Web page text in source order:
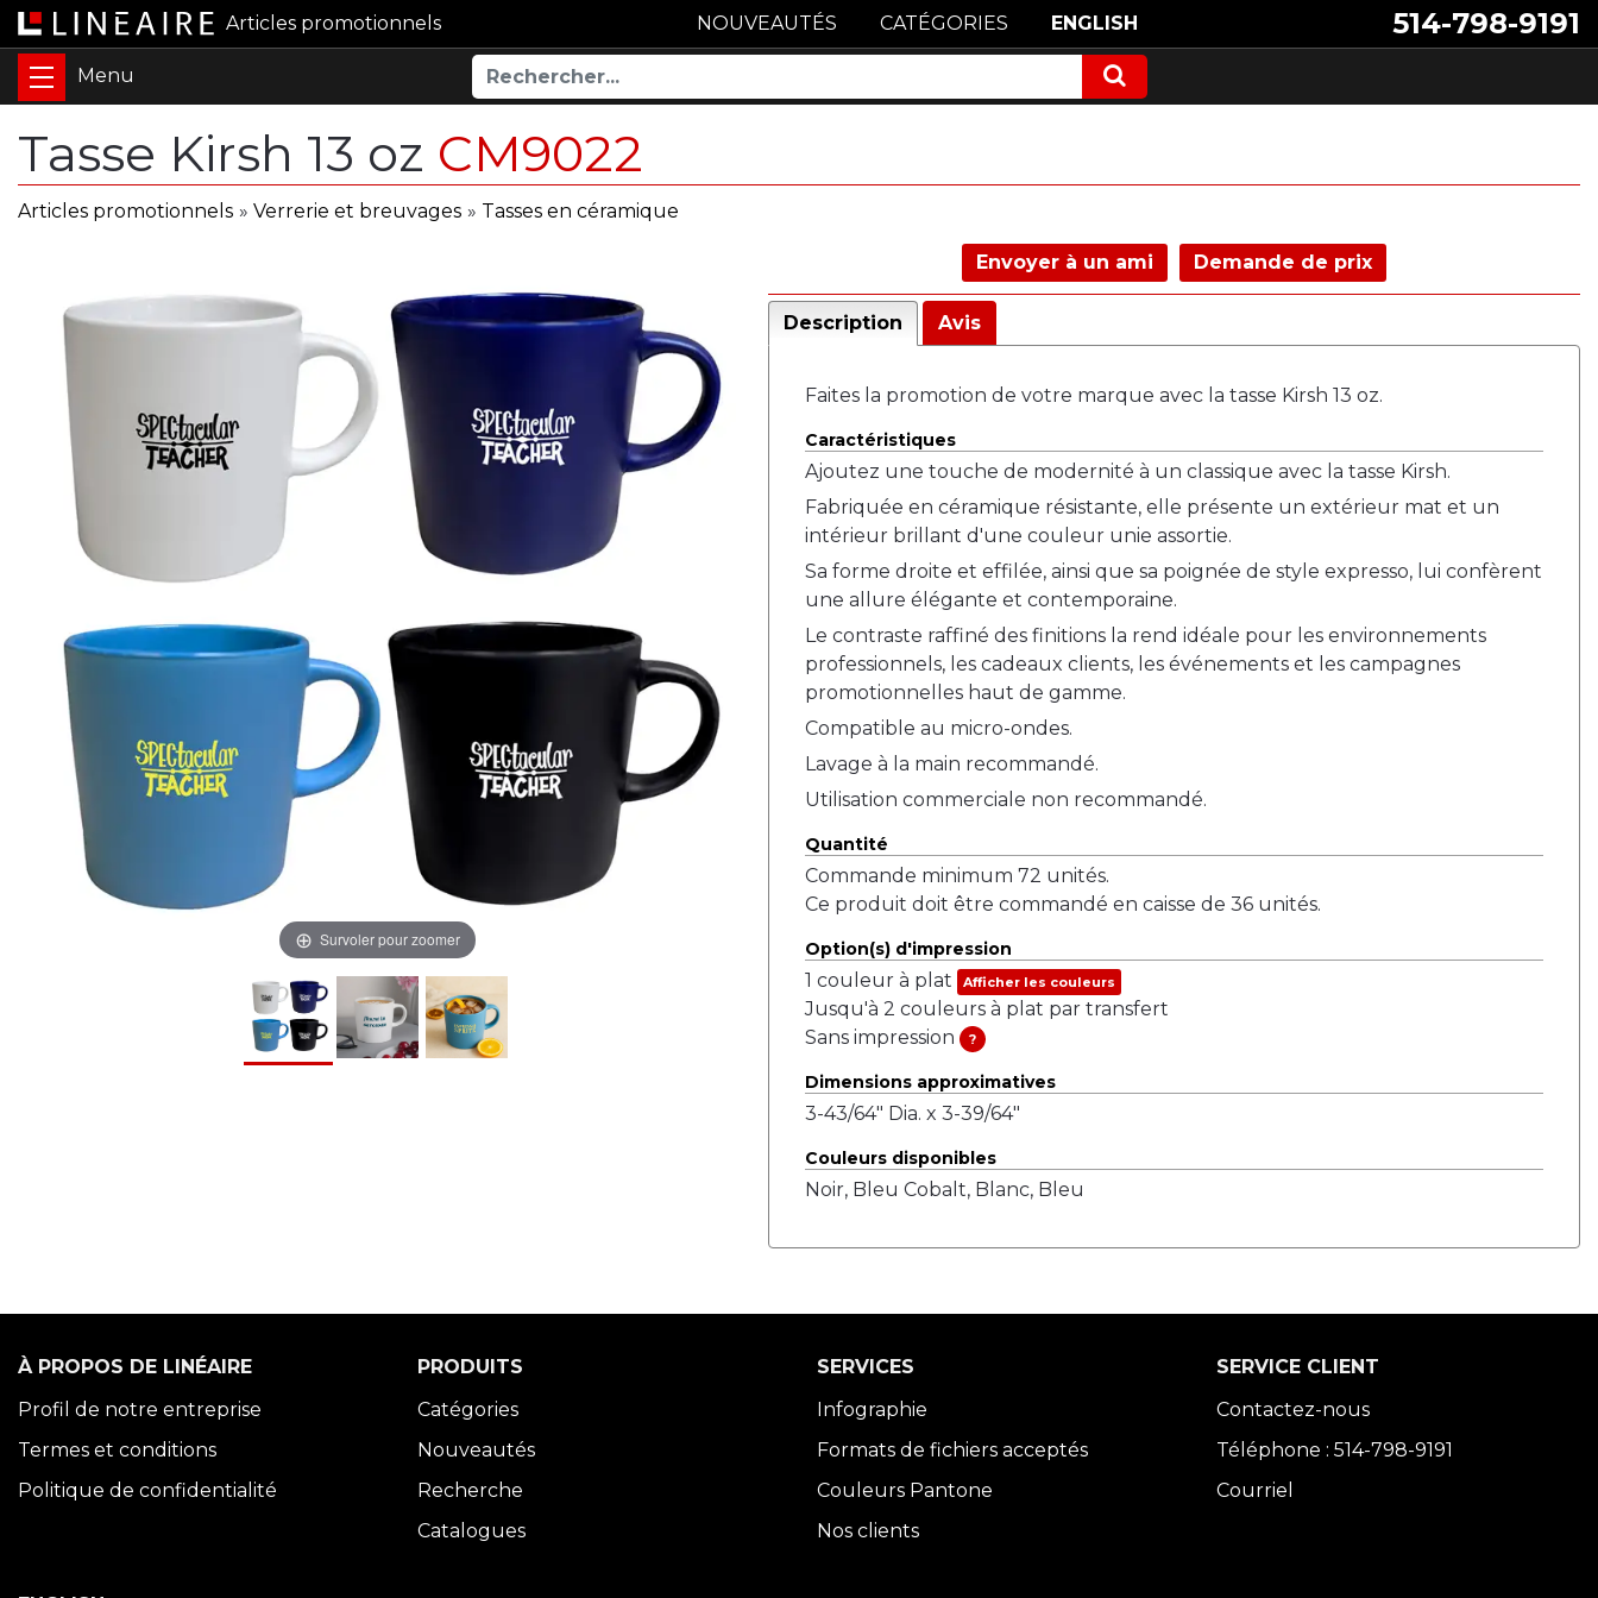
Articles promotionnels 514-798-9191
NOUVEAUTÉS CATÉGORIES ENGLISH
Tasse Kirsh 13 oz CM9022
Articles promotionnels » Verrerie et breuvages » Tasses en céramique
Survoler pour zoomer
Envoyer à un ami Demande de prix
Description Avis
Faites la promotion de votre marque avec la tasse Kirsh 13 oz.
Caractéristiques
Ajoutez une touche de modernité à un classique avec la tasse Kirsh.
Fabriquée en céramique résistante, elle présente un extérieur mat et un
intérieur brillant d'une couleur unie assortie.
Sa forme droite et effilée, ainsi que sa poignée de style expresso, lui confèrent
une allure élégante et contemporaine.
Le contraste raffiné des finitions la rend idéale pour les environnements
professionnels, les cadeaux clients, les événements et les campagnes
promotionnelles haut de gamme.
Compatible au micro-ondes.
Lavage à la main recommandé.
Utilisation commerciale non recommandé.
Quantité
Commande minimum 72 unités.
Ce produit doit être commandé en caisse de 36 unités.
Option(s) d'impression
1 couleur à plat Afficher les couleurs
Jusqu'à 2 couleurs à plat par transfert
Sans impression
?
Dimensions approximatives
3-43/64" Dia. x 3-39/64"
Couleurs disponibles
Noir, Bleu Cobalt, Blanc, Bleu
À PROPOS DE LINÉAIRE
Profil de notre entreprise
Termes et conditions
Politique de confidentialité
PRODUITS
Catégories
Nouveautés
Recherche
Catalogues
SERVICES
Infographie
Formats de fichiers acceptés
Couleurs Pantone
Nos clients
SERVICE CLIENT
Contactez-nous
Téléphone : 514-798-9191
Courriel